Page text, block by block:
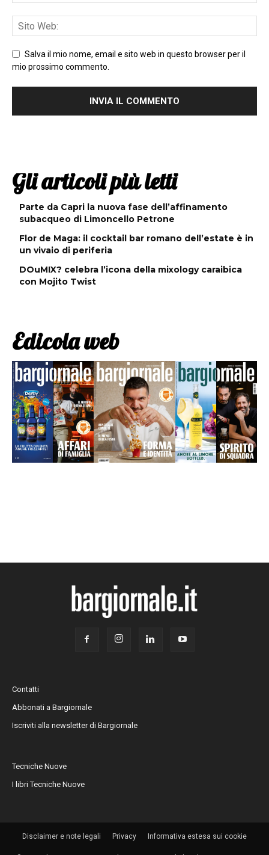
Salva il mio nome, email e sito web in questo browser per il
mio prossimo commento.
Gli articoli più letti
Parte da Capri la nuova fase dell’affinamento
subacqueo di Limoncello Petrone
Flor de Maga: il cocktail bar romano dell’estate è in
un vivaio di periferia
DOuMIX? celebra l’icona della mixology caraibica
con Mojito Twist
Edicola web
Contatti
Abbonati a Bargiornale
Iscriviti alla newsletter di Bargiornale
Tecniche Nuove
I libri Tecniche Nuove
Disclaimer e note legali Privacy Informativa estesa sui cookie